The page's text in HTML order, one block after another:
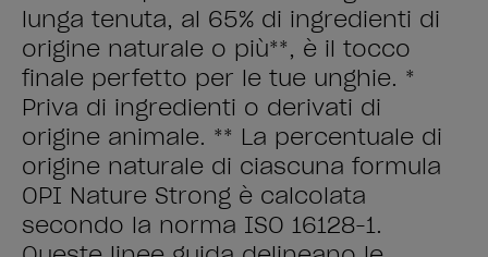
lunga tenuta, al 65% di ingredienti di
origine naturale o più**, è il tocco
finale perfetto per le tue unghie. *
Priva di ingredienti o derivati di
origine animale. ** La percentuale di
origine naturale di ciascuna formula
OPI Nature Strong è calcolata
secondo la norma ISO 16128-1.